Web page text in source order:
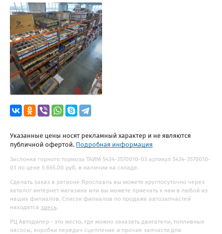
Указанные цены носят рекламный характер и не являются
публичной офертой. Подробная информация
Заслонка горного тормоза ТАИМ 5434-3570010-03 артикул 5434-3570010-
03 по цене 5 865.00 руб. в наличии на складе.
Сделать заказ в регионе Ярославль вы можете круглосуточно через
каталог интернет магазина или вы можете приехать к нам в любой из
наших филиалов. Список филиалов по продаже автозапчастей
находятся здесь.
РЦ Автодилер - это место, где можно заказать двигатели, топливные
насосы, коробки передач сцепление и прочие запчасти для